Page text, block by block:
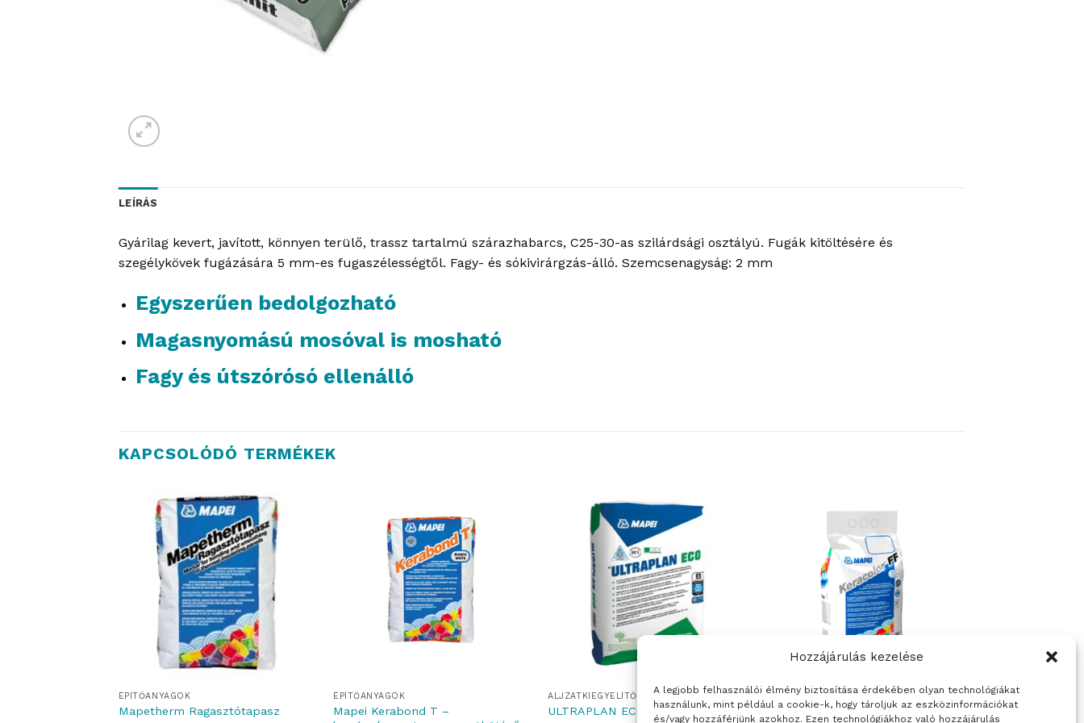
Hozzájárulás kezelése
A legjobb felhasználói élmény biztosítása érdekében olyan technológiákat
használunk, mint például a cookie-k, hogy tároljuk az eszközinformációkat
és/vagy hozzáférjünk azokhoz. Ezen technológiákhoz való hozzájárulás
LEÍRÁS
Gyárilag kevert, javított, könnyen terülő, trassz tartalmú szárazhabarcs, C25-30-as szilárdsági osztályú. Fugák kitöltésére és
szegélykövek fugázására 5 mm-es fugaszélességtől. Fagy- és sókivirárgzás-álló. Szemcsenagyság: 2 mm
Egyszerűen bedolgozható
Magasnyomású mosóval is mosható
Fagy és útszórósó ellenálló
KAPCSOLÓDÓ TERMÉKEK
ÉPÍTŐANYAGOK
Mapetherm Ragasztótapasz
ÉPÍTŐANYAGOK
Mapei Kerabond T –
ALJZATKIEGYELÍTŐ ÉS SZÁRAZBETON
ULTRAPLAN ECO 20
BURKOLATRAGASZTÓK ÉS FUGÁZÓK
Mapei Keracolor FF Flex –